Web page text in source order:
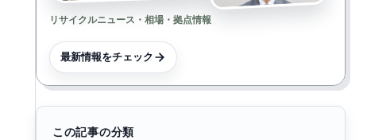
リサイクルニュース・相場・拠点情報
最新情報をチェック
この記事の分類